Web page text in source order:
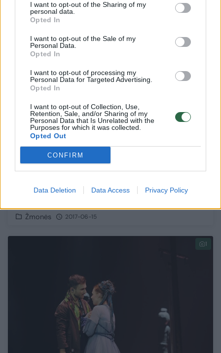
I want to opt-out of the Sharing of my
personal data.
Opted In
I want to opt-out of the Sale of my
Personal Data.
Opted In
I want to opt-out of processing my
Personal Data for Targeted Advertising.
Opted In
I want to opt-out of Collection, Use,
Retention, Sale, and/or Sharing of my
Personal Data that Is Unrelated with the
Purposes for which it was collected.
Opted Out
CONFIRM
Data Deletion Data Access Privacy Policy
Žmonės 2021-12-13
Interviu
Dainininkas Povilas Meškėla – apie roką,
Žmonės 2017-06-15
1